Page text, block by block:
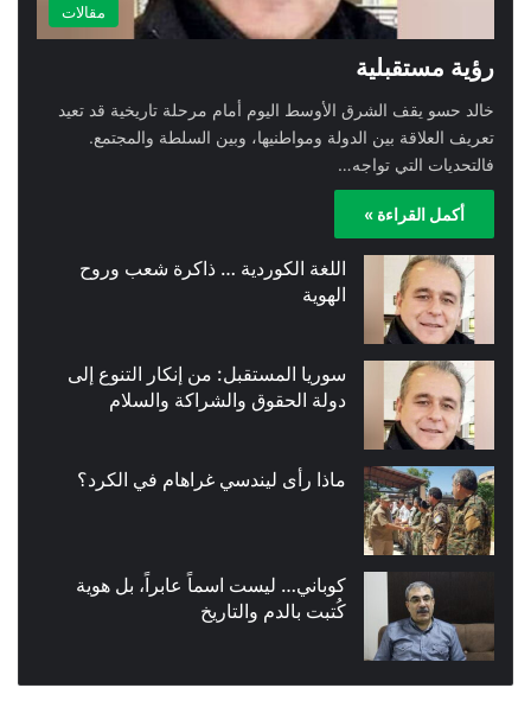
مقالات
رؤية مستقبلية
خالد حسو يقف الشرق الأوسط اليوم أمام مرحلة تاريخية قد تعيد
تعريف العلاقة بين الدولة ومواطنيها، وبين السلطة والمجتمع.
فالتحديات التي تواجه…
أكمل القراءة »
اللغة الكوردية … ذاكرة شعب وروح
الهوية
سوريا المستقبل: من إنكار التنوع إلى
دولة الحقوق والشراكة والسلام
ماذا رأى ليندسي غراهام في الكرد؟
كوباني… ليست اسماً عابراً، بل هوية
كُتبت بالدم والتاريخ